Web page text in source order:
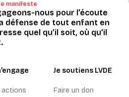
manifeste
nous pour l’écoute
défense de tout enfant en
quel qu’il soit, où qu’il
actions
Je soutiens LVDE
Faire un don